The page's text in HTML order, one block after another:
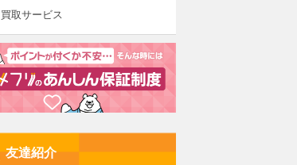
買取サービス
友達紹介